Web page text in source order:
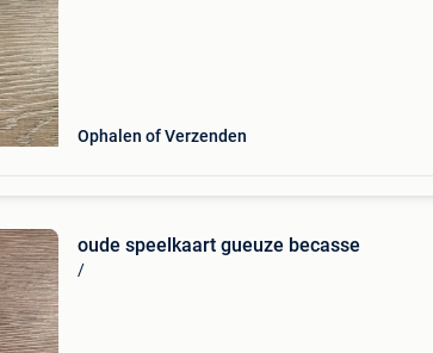
Ophalen of Verzenden
oude speelkaart gueuze becasse
/